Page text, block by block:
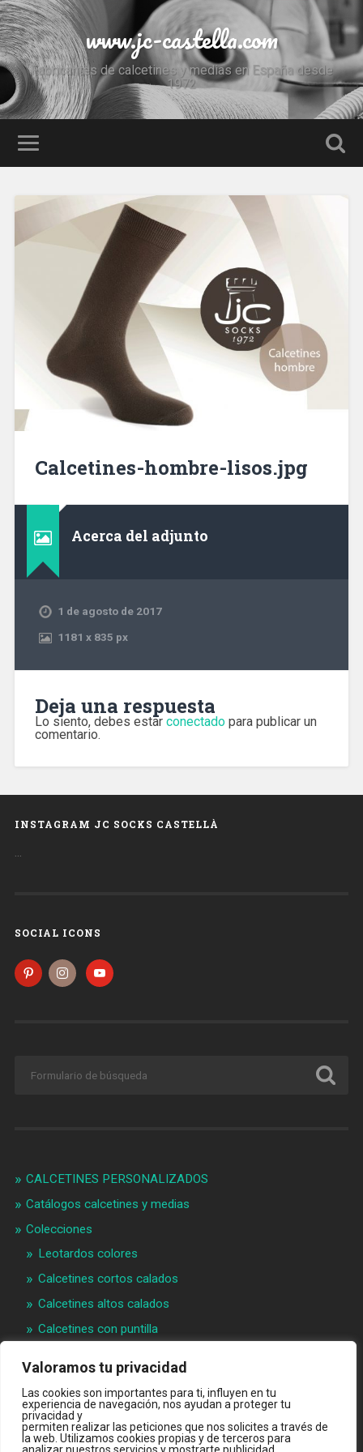
Valoramos tu privacidad
Las cookies son importantes para ti, influyen en tu
experiencia de navegación, nos ayudan a proteger tu
privacidad y
permiten realizar las peticiones que nos solicites a través de
la web. Utilizamos cookies propias y de terceros para
www.jc-castella.com
Fabricantes de calcetines y medias en España desde
1972
Calcetines-hombre-lisos.jpg
Acerca del adjunto
1 de agosto de 2017
1181 x835 px
Deja una respuesta
Lo siento, debes estar conectadopara publicar un
comentario.
INSTAGRAM JC SOCKS CASTELLÀ
…
SOCIAL ICONS
CALCETINES PERSONALIZADOS
Catálogos calcetines y medias
Colecciones
Leotardos colores
Calcetines cortos calados
Calcetines altos calados
Calcetines con puntilla
Materias primeras
Videos
Quiénes somos